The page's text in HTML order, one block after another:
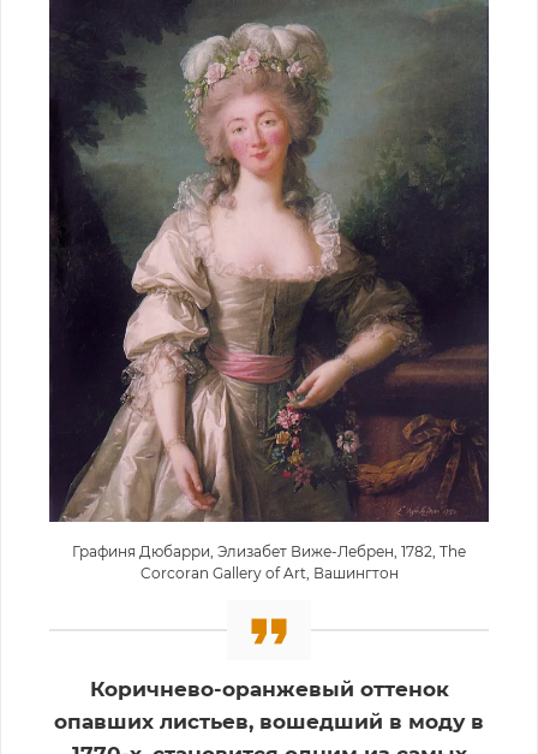
Графиня Дюбарри, Элизабет Виже-Лебрен, 1782, The
Corcoran Gallery of Art, Вашингтон
Коричнево-оранжевый оттенок
опавших листьев, вошедший в моду в